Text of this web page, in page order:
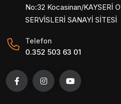
No:32 Kocasinan/KAYSERİ
SERVİSLERİ SANAYİ SİTESİ
Telefon
0.352 503 63 01